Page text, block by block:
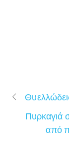
Πυρκαγιά
από